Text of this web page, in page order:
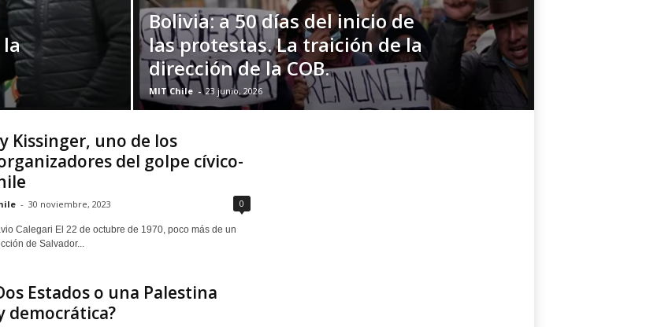
Bolivia: a 50 días del inicio de
las protestas. La traición de la
dirección de la COB.
MIT Chile - 23 junio, 2026
Kissinger, uno de los
del golpe cívico-
- 30 noviembre, 2023 0
Calegari El 22 de octubre de 1970, poco más de un
de Salvador...
Estados o una Palestina
democrática?